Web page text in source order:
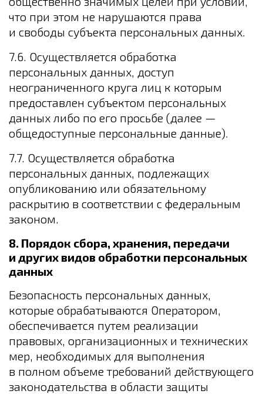
что при этом не нарушаются права
и свободы субъекта персональных данных.
7.6. Осуществляется обработка
персональных данных, доступ
неограниченного круга лиц к которым
предоставлен субъектом персональных
данных либо по его просьбе (далее —
общедоступные персональные данные).
7.7. Осуществляется обработка
персональных данных, подлежащих
опубликованию или обязательному
раскрытию в соответствии с федеральным
законом.
8. Порядок сбора, хранения, передачи
и других видов обработки персональных
данных
Безопасность персональных данных,
которые обрабатываются Оператором,
обеспечивается путем реализации
правовых, организационных и технических
мер, необходимых для выполнения
в полном объеме требований действующего
законодательства в области защиты